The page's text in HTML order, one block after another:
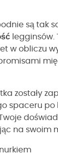
są tak
legginsów.
w obliczu
zostały
spaceru po
na swoim